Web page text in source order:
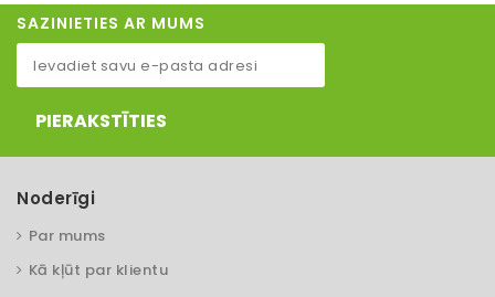
SAZINIETIES AR MUMS
PIERAKSTĪTIES
Noderīgi
Par mums
Kā kļūt par klientu